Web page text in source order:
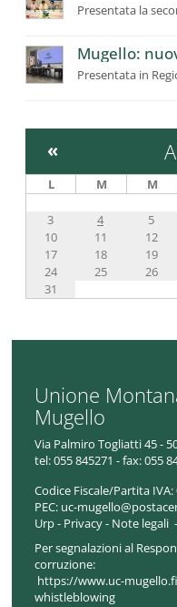
«
L M M
3
4 5
10
11 12
17
18 19
24
25 26
31
Unione
Mugello
Via Palmiro Togliatti 45 -
tel:055 845271 - fax: 055
Codice Fiscale/Partita IVA:
PEC: uc-
Urp- Privacy- Note legali -
Per segnalazioni al
corruzione:
https://www.uc-
whistleblowing